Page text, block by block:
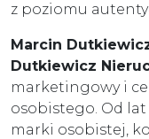
z poziomu
Marcin
Dutkiewicz
marketingowy i
osobistego. Od
marki osobistej,